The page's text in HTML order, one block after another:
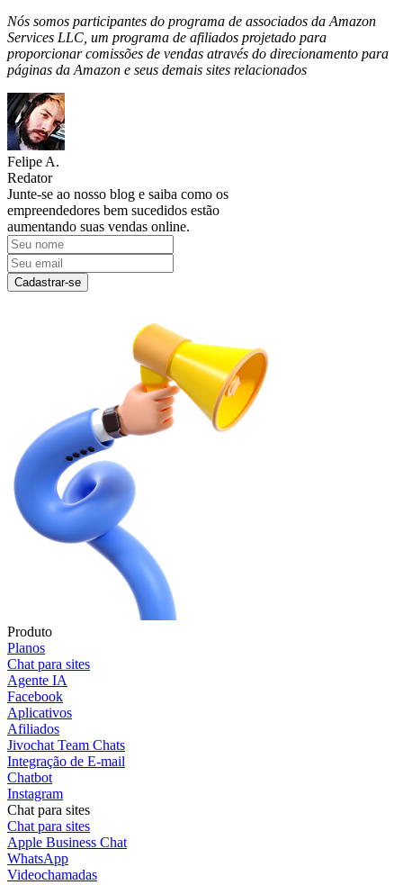
Nós somos participantes do programa de associados da Amazon
Services LLC, um programa de afiliados projetado para
proporcionar comissões de vendas através do direcionamento para
páginas da Amazon e seus demais sites relacionados
Felipe A.
Redator
Junte-se ao nosso blog e saiba como os
empreendedores bem sucedidos estão
aumentando suas vendas online.
Cadastrar-se
Produto
Planos
Chat para sites
Agente IA
Facebook
Aplicativos
Afiliados
Jivochat Team Chats
Integração de E-mail
Chatbot
Instagram
Chat para sites
Chat para sites
Apple Business Chat
WhatsApp
Videochamadas